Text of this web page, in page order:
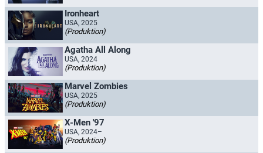
Ironheart
USA, 2025
(Produktion)
Agatha All Along
USA, 2024
(Produktion)
Marvel Zombies
USA, 2025
(Produktion)
X-Men '97
USA, 2024–
(Produktion)